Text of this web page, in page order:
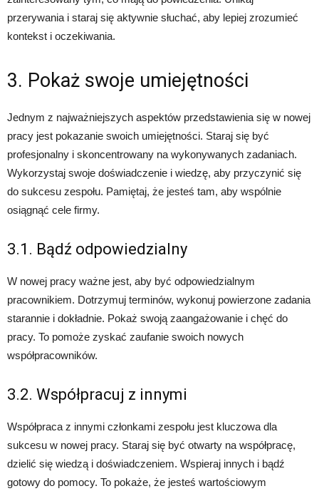
przerywania i staraj się aktywnie słuchać, aby lepiej zrozumieć
kontekst i oczekiwania.
3. Pokaż swoje umiejętności
Jednym z najważniejszych aspektów przedstawienia się w nowej
pracy jest pokazanie swoich umiejętności. Staraj się być
profesjonalny i skoncentrowany na wykonywanych zadaniach.
Wykorzystaj swoje doświadczenie i wiedzę, aby przyczynić się
do sukcesu zespołu. Pamiętaj, że jesteś tam, aby wspólnie
osiągnąć cele firmy.
3.1. Bądź odpowiedzialny
W nowej pracy ważne jest, aby być odpowiedzialnym
pracownikiem. Dotrzymuj terminów, wykonuj powierzone zadania
starannie i dokładnie. Pokaż swoją zaangażowanie i chęć do
pracy. To pomoże zyskać zaufanie swoich nowych
współpracowników.
3.2. Współpracuj z innymi
Współpraca z innymi członkami zespołu jest kluczowa dla
sukcesu w nowej pracy. Staraj się być otwarty na współpracę,
dzielić się wiedzą i doświadczeniem. Wspieraj innych i bądź
gotowy do pomocy. To pokaże, że jesteś wartościowym